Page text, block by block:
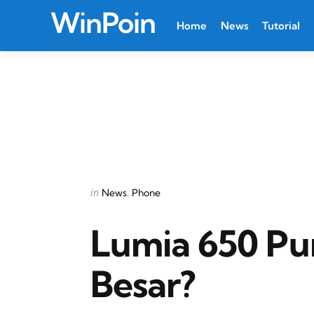
WinPoin Home News Tutorial
Categories
Posted
in News Phone
Lumia 650
Besar?